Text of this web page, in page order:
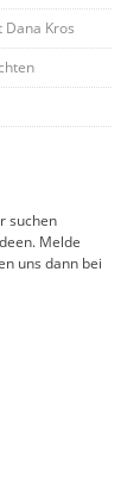
Kros
suchen
Melde
uns dann bei